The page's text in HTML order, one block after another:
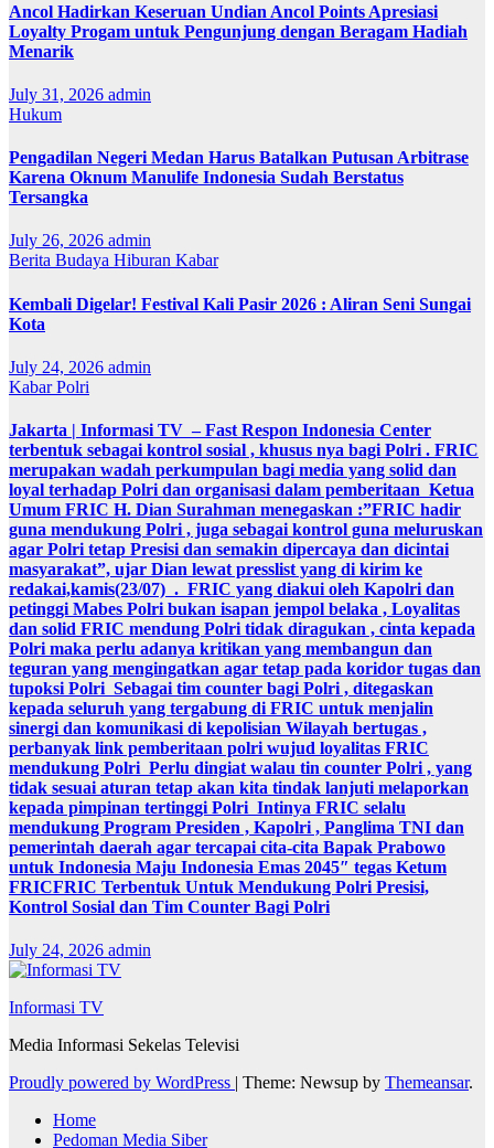
Ancol Hadirkan Keseruan Undian Ancol Points Apresiasi
Loyalty Progam untuk Pengunjung dengan Beragam Hadiah
Menarik
July 31, 2026 admin
Hukum
Pengadilan Negeri Medan Harus Batalkan Putusan Arbitrase
Karena Oknum Manulife Indonesia Sudah Berstatus
Tersangka
July 26, 2026 admin
Berita Budaya Hiburan Kabar
Kembali Digelar! Festival Kali Pasir 2026 : Aliran Seni Sungai
Kota
July 24, 2026 admin
KabarPolri
Jakarta | Informasi TV – Fast Respon Indonesia Center
terbentuk sebagai kontrol sosial , khusus nya bagi Polri . FRIC
merupakan wadah perkumpulan bagi media yang solid dan
loyal terhadap Polri dan organisasi dalam pemberitaan Ketua
Umum FRIC H. Dian Surahman menegaskan :”FRIC hadir
guna mendukung Polri , juga sebagai kontrol guna meluruskan
agar Polri tetap Presisi dan semakin dipercaya dan dicintai
masyarakat”, ujar Dian lewat presslist yang di kirim ke
redakai,kamis(23/07) . FRIC yang diakui oleh Kapolri dan
petinggi Mabes Polri bukan isapan jempol belaka , Loyalitas
dan solid FRIC mendung Polri tidak diragukan , cinta kepada
Polri maka perlu adanya kritikan yang membangun dan
teguran yang mengingatkan agar tetap pada koridor tugas dan
tupoksi Polri Sebagai tim counter bagi Polri , ditegaskan
kepada seluruh yang tergabung di FRIC untuk menjalin
sinergi dan komunikasi di kepolisian Wilayah bertugas ,
perbanyak link pemberitaan polri wujud loyalitas FRIC
mendukung Polri Perlu dingiat walau tin counter Polri , yang
tidak sesuai aturan tetap akan kita tindak lanjuti melaporkan
kepada pimpinan tertinggi Polri Intinya FRIC selalu
mendukung Program Presiden , Kapolri , Panglima TNI dan
pemerintah daerah agar tercapai cita-cita Bapak Prabowo
untuk Indonesia Maju Indonesia Emas 2045″ tegas Ketum
FRICFRIC Terbentuk Untuk Mendukung Polri Presisi,
Kontrol Sosial dan Tim Counter Bagi Polri
July 24, 2026 admin
Informasi TV
Media Informasi Sekelas Televisi
Proudly powered by WordPress | Theme: Newsup by Themeansar.
Home
Pedoman Media Siber